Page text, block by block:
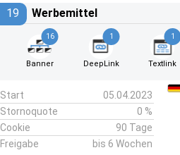
19 Werbemittel
16
Banner
1
DeepLink
1
Textlink
Start
05.04.2023
Stornoquote
0 %
Cookie
90 Tage
Freigabe
bis 6 Wochen